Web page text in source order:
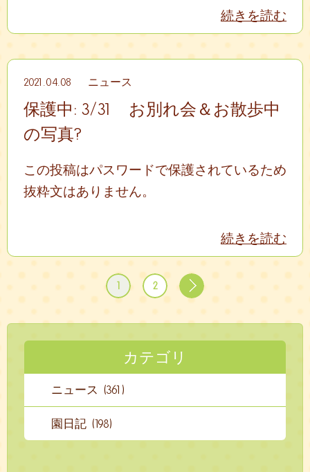
続きを読む
2021.04.08 ニュース
保護中: 3/31 お別れ会＆お散歩中
の写真?
この投稿はパスワードで保護されているため
抜粋文はありません。
続きを読む
1 2
カテゴリ
ニュース (361)
園日記 (198)